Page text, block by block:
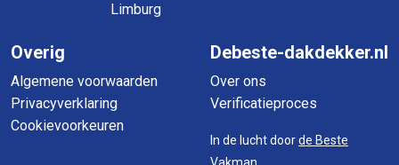
Limburg
Overig
Algemene voorwaarden
Privacyverklaring
Cookievoorkeuren
Debeste-dakdekker.nl
Over ons
Verificatieproces
In de lucht doorde Beste